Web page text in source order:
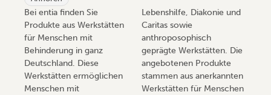
Bei entia finden Sie
Produkte aus Werkstätten
für Menschen mit
Behinderung in ganz
Deutschland. Diese
Werkstätten ermöglichen
Menschen mit
Lebenshilfe, Diakonie und
Caritas sowie
anthroposophisch
geprägte Werkstätten. Die
angebotenen Produkte
stammen aus anerkannten
Werkstätten für Menschen